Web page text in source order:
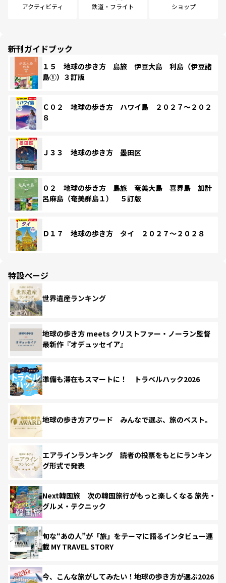
アクティビティ 鉄道・フライト ショップ
新刊ガイドブック
１５ 地球の歩き方 島旅 伊豆大島 利島（伊豆諸
島①）３訂版
Ｃ０２ 地球の歩き方 ハワイ島 ２０２７～２０２
８
Ｊ３３ 地球の歩き方 墨田区
０２ 地球の歩き方 島旅 奄美大島 喜界島 加計
呂麻島（奄美群島１） ５訂版
Ｄ１７ 地球の歩き方 タイ ２０２７～２０２８
特設ページ
世界遺産ランキング
地球の歩き方 meets クリストファー・ノーラン監督
最新作『オデュッセイア』
準備も滞在もスマートに！ トラベルハック2026
地球の歩き方アワード みんなで選ぶ、旅のベスト。
エアラインランキング 読者の投票をもとにランキン
グ形式で発表
Next韓国旅 次の韓国旅行がもっと楽しくなる 旅先・
グルメ・テクニック
旬な“あの人”が「旅」をテーマに語るインタビュー連
載 MY TRAVEL STORY
今、こんな旅がしてみたい！地球の歩き方が選ぶ2026